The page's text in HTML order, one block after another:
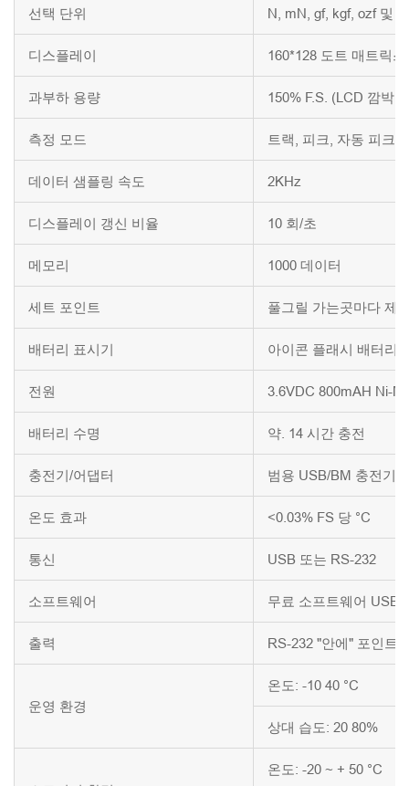
선택 단위 N, mN, gf, kgf, ozf 및
디스플레이 160*128 도트 매트릭
과부하 용량 150% F.S. (LCD 깜박
측정 모드 트랙, 피크, 자동 피크,
데이터 샘플링 속도 2KHz
디스플레이 갱신 비율 10 회/초
메모리 1000 데이터
세트 포인트 풀그릴 가는곳마다 제
배터리 표시기 아이콘 플래시 배터리
전원 3.6VDC 800mAH Ni-
배터리 수명 약. 14 시간 충전
충전기/어댑터 범용 USB/BM 충전기,
온도 효과 <0.03% FS 당 °C
통신 USB 또는 RS-232
소프트웨어 무료 소프트웨어 USB
출력 RS-232 "안에" 포인트
운영 환경
온도: -10 40 °C
상대 습도: 20 80%
온도: -20 ~ + 50 °C